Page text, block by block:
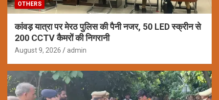
OTHERS
कांवड़ यात्रा पर मेरठ पुलिस की पैनी नजर, 50 LED स्क्रीन से
200 CCTV कैमरों की निगरानी
August 9, 2026 admin